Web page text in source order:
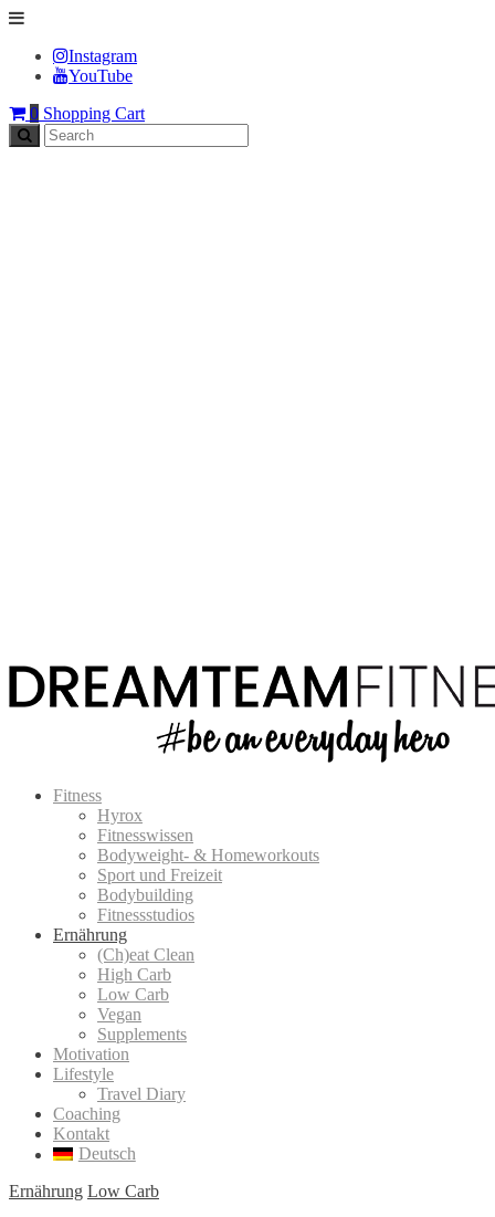
Instagram
YouTube
0 Shopping Cart
Fitness
Hyrox
Fitnesswissen
Bodyweight- & Homeworkouts
Sport und Freizeit
Bodybuilding
Fitnessstudios
Ernährung
(Ch)eat Clean
High Carb
Low Carb
Vegan
Supplements
Motivation
Lifestyle
Travel Diary
Coaching
Kontakt
Deutsch
Ernährung Low Carb